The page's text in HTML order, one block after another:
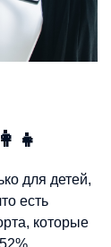
для детей,
есть
которые